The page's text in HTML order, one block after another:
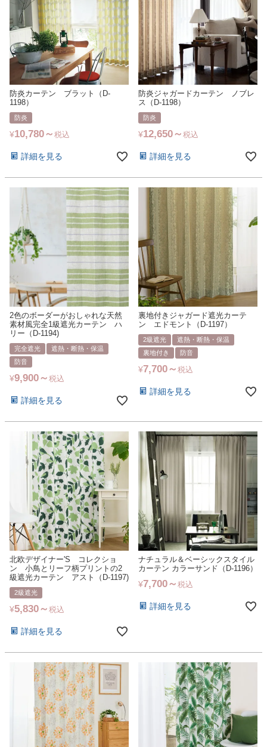
防炎カーテン ブラット（D-
1198）
防炎
¥10,780 税込
詳細を見る
防炎ジャガードカーテン ノブレ
ス（D-1198）
防炎
¥12,650 税込
詳細を見る
2色のボーダーがおしゃれな天然
素材風完全1級遮光カーテン ハ
リー（D-1194)
完全遮光
遮熱・断熱・保温
防音
¥9,900 税込
詳細を見る
裏地付きジャガード遮光カーテ
ン エドモント（D-1197）
2級遮光
遮熱・断熱・保温
裏地付き
防音
¥7,700 税込
詳細を見る
北欧デザイナー'S コレクショ
ン 小鳥とリーフ柄プリントの2
級遮光カーテン アスト（D-1197)
2級遮光
¥5,830 税込
詳細を見る
ナチュラル＆ベーシックスタイル
カーテン カラーサンド（D-1196）
¥7,700 税込
詳細を見る